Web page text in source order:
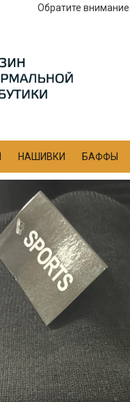
Обратите
НАШИВКИ БАФФЫ